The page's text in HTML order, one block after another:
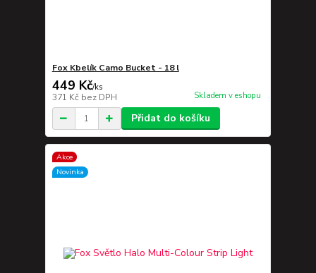
Fox Kbelík Camo Bucket - 18 l
449 Kč/ks
371 Kč bez DPH Skladem v eshopu
Přidat do košíku
Akce
Novinka